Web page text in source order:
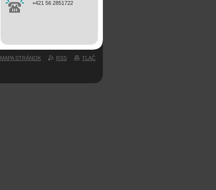
+421 56 2851722
MAPA STRÁNOK RSS TLAČ